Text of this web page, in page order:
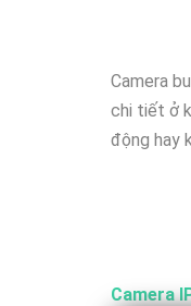
Camera
chi tiết ở
động hay
Camera